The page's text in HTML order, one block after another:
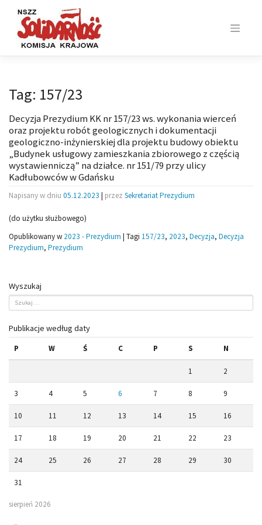
content
Tag: 157/23
Decyzja Prezydium KK nr 157/23 ws. wykonania wierceń
oraz projektu robót geologicznych i dokumentacji
geologiczno-inżynierskiej dla projektu budowy obiektu
„Budynek usługowy zamieszkania zbiorowego z częścią
wystawienniczą” na działce. nr 151/79 przy ulicy
Kadłubowców w Gdańsku
Napisany w dniu 05.12.2023 | przez Sekretariat Prezydium
(do użytku służbowego)
Opublikowany w 2023 - Prezydium | Tagi 157/23, 2023, Decyzja, Decyzja
Prezydium, Prezydium
Wyszukaj
Publikacje według daty
sierpień 2026
P W Ś C P S N
1 2
3 4 5 6 7 8 9
10 11 12 13 14 15 16
17 18 19 20 21 22 23
24 25 26 27 28 29 30
31